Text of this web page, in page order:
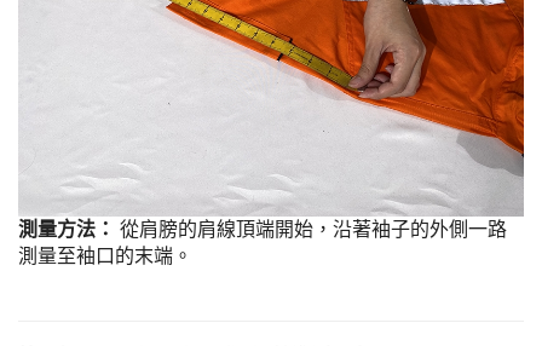
測量方法： 從肩膀的肩線頂端開始，沿著袖子的外側一路
測量至袖口的末端。